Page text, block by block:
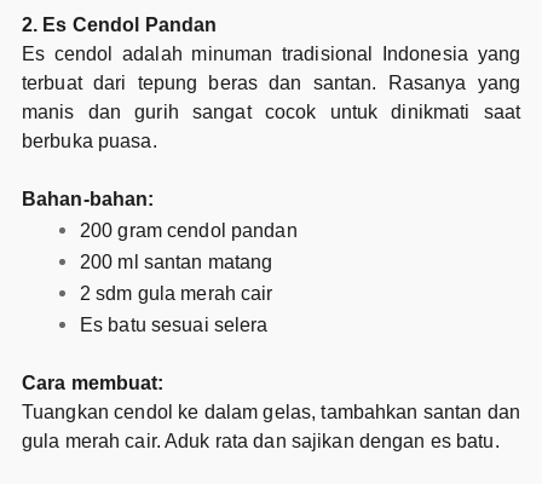
2. Es Cendol Pandan
Es cendol adalah minuman tradisional Indonesia yang
terbuat dari tepung beras dan santan. Rasanya yang
manis dan gurih sangat cocok untuk dinikmati saat
berbuka puasa.
Bahan-bahan:
200 gram cendol pandan
200 ml santan matang
2 sdm gula merah cair
Es batu sesuai selera
Cara membuat:
Tuangkan cendol ke dalam gelas, tambahkan santan dan
gula merah cair. Aduk rata dan sajikan dengan es batu.